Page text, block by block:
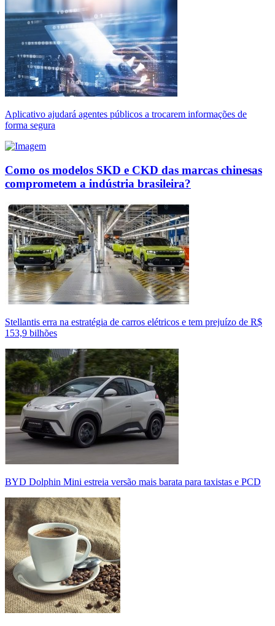
Aplicativo ajudará agentes públicos a trocarem informações de
forma segura
Como os modelos SKD e CKD das marcas chinesas
comprometem a indústria brasileira?
Stellantis erra na estratégia de carros elétricos e tem prejuízo de R$
153,9 bilhões
BYD Dolphin Mini estreia versão mais barata para taxistas e PCD